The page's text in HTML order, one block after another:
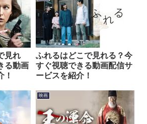
見れ
る動画
！
ふれるはどこで見れる？今
すぐ視聴できる動画配信サ
ービスを紹介！
映画